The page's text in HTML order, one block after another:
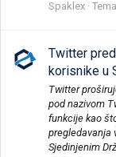
Spaklex Tema
Twitter
korisnike u
Twitter
pod nazivom
funkcije kao
pregledavanja
Sjedinjenim